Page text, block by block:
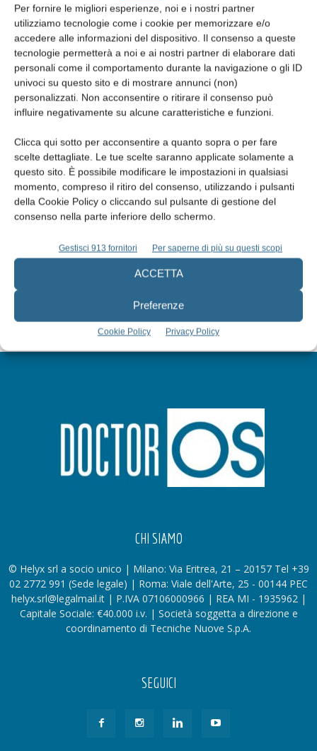
Per fornire le migliori esperienze, noi e i nostri partner
utilizziamo tecnologie come i cookie per memorizzare e/o
accedere alle informazioni del dispositivo. Il consenso a queste
tecnologie permetterà a noi e ai nostri partner di elaborare dati
personali come il comportamento durante la navigazione o gli ID
univoci su questo sito e di mostrare annunci (non)
personalizzati. Non acconsentire o ritirare il consenso può
influire negativamente su alcune caratteristiche e funzioni.
Clicca qui sotto per acconsentire a quanto sopra o per fare
scelte dettagliate. Le tue scelte saranno applicate solamente a
questo sito. È possibile modificare le impostazioni in qualsiasi
momento, compreso il ritiro del consenso, utilizzando i pulsanti
della Cookie Policy o cliccando sul pulsante di gestione del
consenso nella parte inferiore dello schermo.
Gestisci 913 fornitori Per saperne di più su questi scopi
ACCETTA
Preferenze
Cookie Policy Privacy Policy
Edicola web
CHI SIAMO
© Helyx srl a socio unico | Milano: Via Eritrea, 21 – 20157 Tel +39
02 2772 991 (Sede legale) | Roma: Viale dell'Arte, 25 - 00144 PEC
helyx.srl@legalmail.it | P.IVA 07106000966 | REA MI - 1935962 |
Capitale Sociale: €40.000 i.v. | Società soggetta a direzione e
coordinamento di Tecniche Nuove S.p.A.
SEGUICI